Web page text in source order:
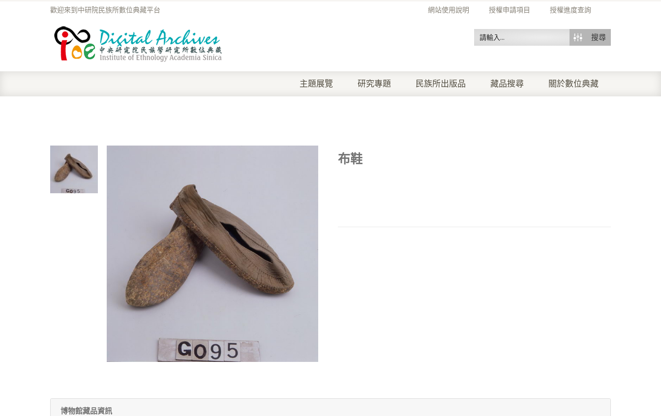
網站使用說明 授權申請項目 授權進度查詢
歡迎來到中研院民族所數位典藏平台
搜尋
主題展覽 研究專題 民族所出版品 藏品搜尋 關於數位典藏
布鞋
博物館藏品資訊